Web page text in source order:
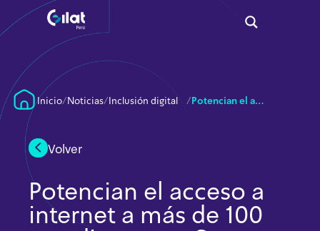
Inicio/ Noticias/ Inclusión digital / Potencian el acceso a internet a más de 100 estudiantes en Socos
Volver
Potencian el acceso a
internet a más de 100